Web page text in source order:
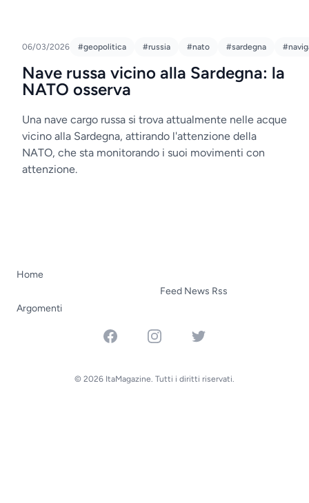
06/03/2026 #geopolitica #russia #nato #sardegna
Nave russa vicino alla Sardegna: la
NATO osserva
Una nave cargo russa si trova attualmente nelle acque
vicino alla Sardegna, attirando l'attenzione della
NATO, che sta monitorando i suoi movimenti con
attenzione.
Home
Argomenti
Feed News Rss
FacebookInstagramTwitter
© 2026 ItaMagazine. Tutti i diritti riservati.